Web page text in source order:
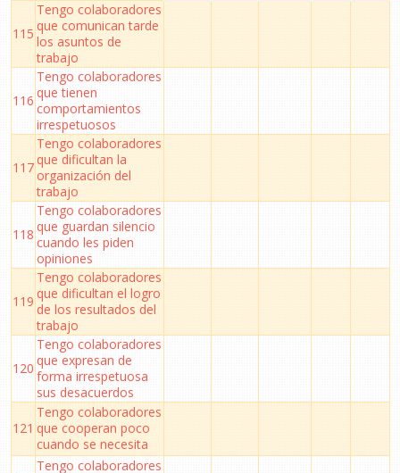
115
Tengo colaboradores
que comunican tarde
los asuntos de
trabajo
116
Tengo colaboradores
que tienen
comportamientos
irrespetuosos
117
Tengo colaboradores
que dificultan la
organización del
trabajo
118
Tengo colaboradores
que guardan silencio
cuando les piden
opiniones
119
Tengo colaboradores
que dificultan el logro
de los resultados del
trabajo
120
Tengo colaboradores
que expresan de
forma irrespetuosa
sus desacuerdos
121
Tengo colaboradores
que cooperan poco
cuando se necesita
Tengo colaboradores